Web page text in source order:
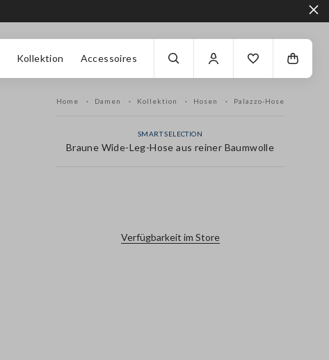
Kollektion Accessoires
Home Damen Kollektion Hosen Palazzo-Hose
SMART SELECTION
Braune Wide-Leg-Hose aus reiner Baumwolle
Verfügbarkeit im Store